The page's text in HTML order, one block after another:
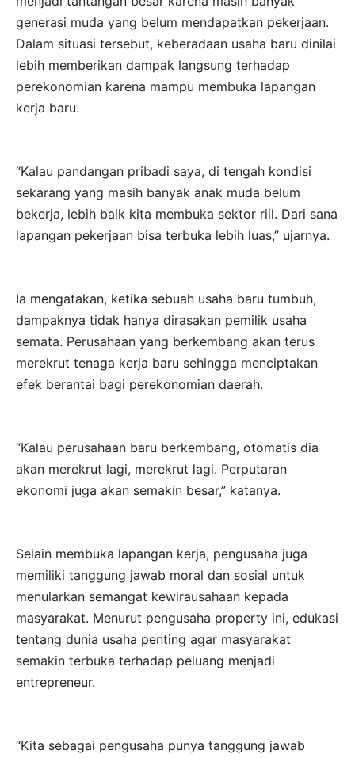
generasi muda yang belum mendapatkan pekerjaan.
Dalam situasi tersebut, keberadaan usaha baru dinilai
lebih memberikan dampak langsung terhadap
perekonomian karena mampu membuka lapangan
kerja baru.
“Kalau pandangan pribadi saya, di tengah kondisi
sekarang yang masih banyak anak muda belum
bekerja, lebih baik kita membuka sektor riil. Dari sana
lapangan pekerjaan bisa terbuka lebih luas,” ujarnya.
Ia mengatakan, ketika sebuah usaha baru tumbuh,
dampaknya tidak hanya dirasakan pemilik usaha
semata. Perusahaan yang berkembang akan terus
merekrut tenaga kerja baru sehingga menciptakan
efek berantai bagi perekonomian daerah.
“Kalau perusahaan baru berkembang, otomatis dia
akan merekrut lagi, merekrut lagi. Perputaran
ekonomi juga akan semakin besar,” katanya.
Selain membuka lapangan kerja, pengusaha juga
memiliki tanggung jawab moral dan sosial untuk
menularkan semangat kewirausahaan kepada
masyarakat. Menurut pengusaha property ini, edukasi
tentang dunia usaha penting agar masyarakat
semakin terbuka terhadap peluang menjadi
entrepreneur.
“Kita sebagai pengusaha punya tanggung jawab